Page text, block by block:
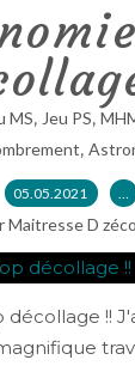
MS, Jeu PS,
,
05.05.2021 …
Maitresse D
décollage !!